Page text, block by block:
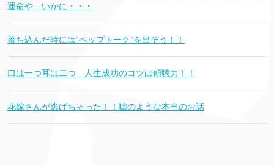
運命や いかに・・・
落ち込んだ時には”ペップトーク”を出そう！！
口は一つ耳は二つ 人生成功のコツは傾聴力！！
花嫁さんが逃げちゃった！！嘘のような本当のお話